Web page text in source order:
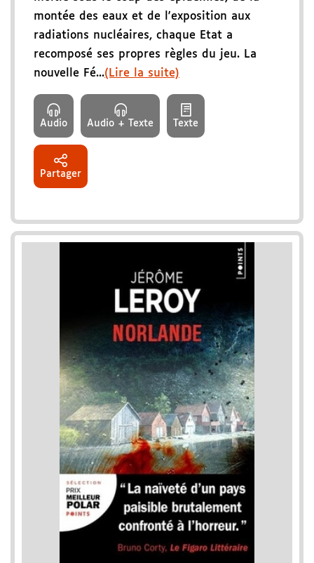
montée des eaux et de l'exposition aux
radiations nucléaires, chaque Etat a
recomposé ses propres règles du jeu. La
nouvelle Fé...(Lire la suite)
Audio Audio + Texte Texte
Partager